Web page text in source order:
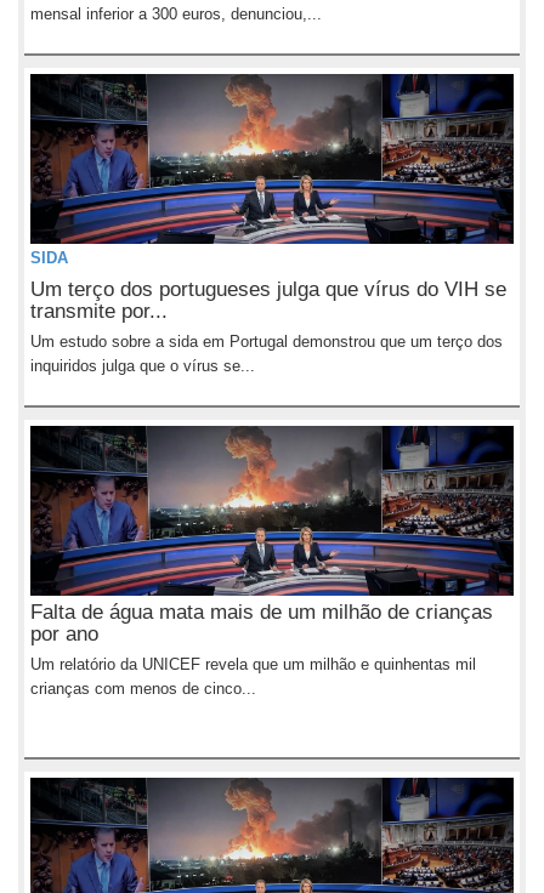
mensal inferior a 300 euros, denunciou,...
SIDA
Um terço dos portugueses julga que vírus do VIH se
transmite por...
Um estudo sobre a sida em Portugal demonstrou que um terço dos
inquiridos julga que o vírus se...
Falta de água mata mais de um milhão de crianças
por ano
Um relatório da UNICEF revela que um milhão e quinhentas mil
crianças com menos de cinco...